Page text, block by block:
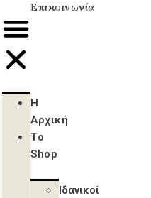
Επικοινωνία
Η
Αρχική
Το
Shop
Ιδανικοί